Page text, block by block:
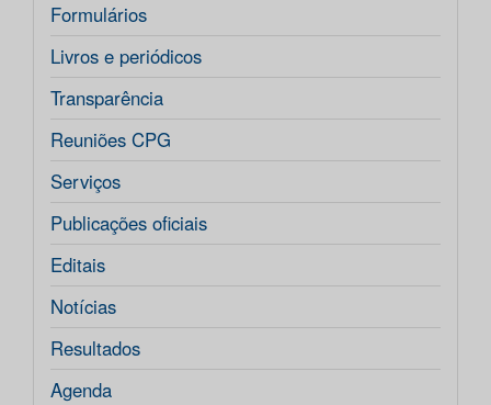
Formulários
Livros e periódicos
Transparência
Reuniões CPG
Serviços
Publicações oficiais
Editais
Notícias
Resultados
Agenda